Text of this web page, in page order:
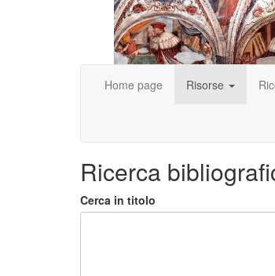
Home page Risorse
Ricerca
Cerca in titolo